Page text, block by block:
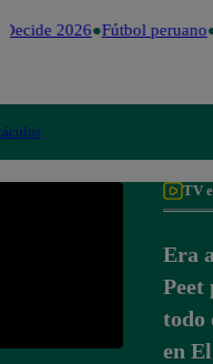
Decide 2026 Fútbol peruano
TV
Era
Peet
todo
en